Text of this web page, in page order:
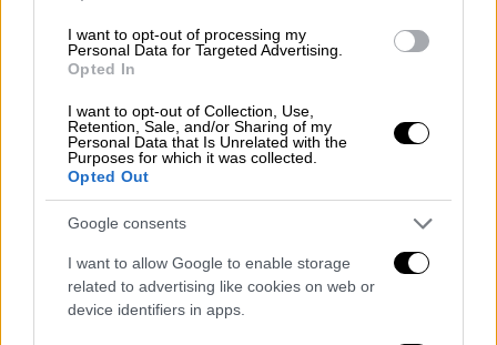
I want to opt-out of processing my
Personal Data for Targeted Advertising.
Opted In
I want to opt-out of Collection, Use,
Retention, Sale, and/or Sharing of my
Personal Data that Is Unrelated with the
Purposes for which it was collected.
Opted Out
Google consents
I want to allow Google to enable storage
related to advertising like cookies on web or
device identifiers in apps.
Το βίντεο από τις τελευταίες του
Νέα ντοκουμένταέρχονται στο «φως» για
την εξαφάνιση του 59χρονου Αμερικανού
τουρίστα, τα ίχνη του οποίου χάθηκαν
στηνΑμοργότην Τρίτη και έκτοτε
αγνοείται.
Ειδικότερα, στο βίντεο που δημοσίευσε το
Αμερικανός